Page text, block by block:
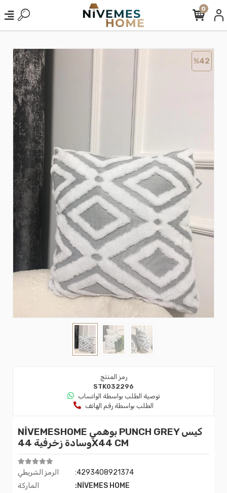
0
%42
رمز المنتج
STK032296
توصية الطلب بواسطة الواتساب
الطلب بواسطة رقم الهاتف
NİVEMESHOME بوهمي PUNCH GREY كيس
وسادة زخرفية 44X44 CM
الرمز الشريطي
:4293408921374
الماركة
:NİVEMES HOME